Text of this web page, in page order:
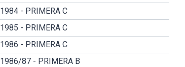
1984 - PRIMERA C
1985 - PRIMERA C
1986 - PRIMERA C
1986/87 - PRIMERA B